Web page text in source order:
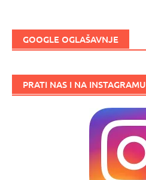
GOOGLE OGLAŠAVNJE
PRATI NAS I NA INSTAGRAMU